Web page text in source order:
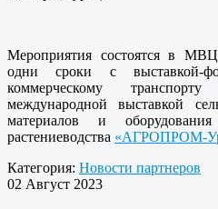
Мероприятия состоятся в
одни сроки с выставкой-
коммерческому
международной выставкой
материалов и
растениеводства «АГРОПРОМ-
Категория: Новости партнеров
02 Август 2023